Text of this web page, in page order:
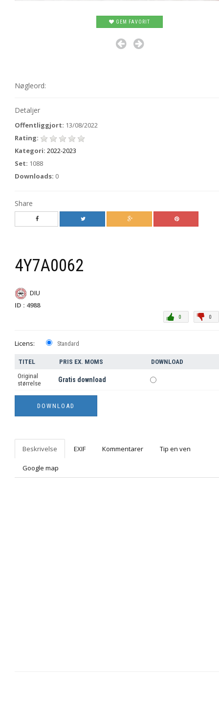
GEM FAVORIT
Nøgleord:
Detaljer
Offentliggjort: 13/08/2022
Rating:
Kategori: 2022-2023
Set: 1088
Downloads: 0
Share
4Y7A0062
DIU
ID : 4988
0
0
Licens: Standard
TITEL PRIS EX. MOMS
DOWNLOAD
Original
størrelse
Gratis download
Beskrivelse EXIF Kommentarer Tip en ven
Google map